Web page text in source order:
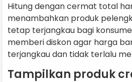
Hitung dengan cermat total
menambahkan produk
tetap terjangkau bagi
memberi diskon agar harga
terjangkau dan tidak terlalu
Tampilkan produk